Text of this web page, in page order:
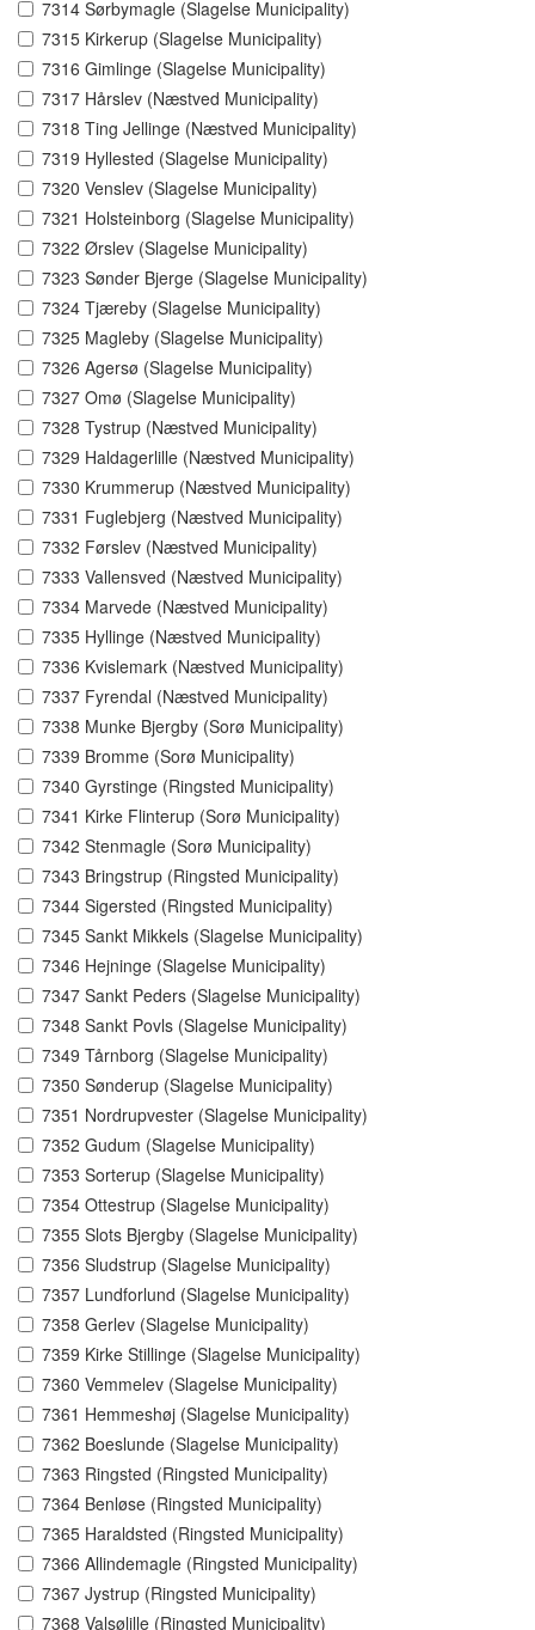
7314 Sørbymagle (Slagelse Municipality)
7315 Kirkerup (Slagelse Municipality)
7316 Gimlinge (Slagelse Municipality)
7317 Hårslev (Næstved Municipality)
7318 Ting Jellinge (Næstved Municipality)
7319 Hyllested (Slagelse Municipality)
7320 Venslev (Slagelse Municipality)
7321 Holsteinborg (Slagelse Municipality)
7322 Ørslev (Slagelse Municipality)
7323 Sønder Bjerge (Slagelse Municipality)
7324 Tjæreby (Slagelse Municipality)
7325 Magleby (Slagelse Municipality)
7326 Agersø (Slagelse Municipality)
7327 Omø (Slagelse Municipality)
7328 Tystrup (Næstved Municipality)
7329 Haldagerlille (Næstved Municipality)
7330 Krummerup (Næstved Municipality)
7331 Fuglebjerg (Næstved Municipality)
7332 Førslev (Næstved Municipality)
7333 Vallensved (Næstved Municipality)
7334 Marvede (Næstved Municipality)
7335 Hyllinge (Næstved Municipality)
7336 Kvislemark (Næstved Municipality)
7337 Fyrendal (Næstved Municipality)
7338 Munke Bjergby (Sorø Municipality)
7339 Bromme (Sorø Municipality)
7340 Gyrstinge (Ringsted Municipality)
7341 Kirke Flinterup (Sorø Municipality)
7342 Stenmagle (Sorø Municipality)
7343 Bringstrup (Ringsted Municipality)
7344 Sigersted (Ringsted Municipality)
7345 Sankt Mikkels (Slagelse Municipality)
7346 Hejninge (Slagelse Municipality)
7347 Sankt Peders (Slagelse Municipality)
7348 Sankt Povls (Slagelse Municipality)
7349 Tårnborg (Slagelse Municipality)
7350 Sønderup (Slagelse Municipality)
7351 Nordrupvester (Slagelse Municipality)
7352 Gudum (Slagelse Municipality)
7353 Sorterup (Slagelse Municipality)
7354 Ottestrup (Slagelse Municipality)
7355 Slots Bjergby (Slagelse Municipality)
7356 Sludstrup (Slagelse Municipality)
7357 Lundforlund (Slagelse Municipality)
7358 Gerlev (Slagelse Municipality)
7359 Kirke Stillinge (Slagelse Municipality)
7360 Vemmelev (Slagelse Municipality)
7361 Hemmeshøj (Slagelse Municipality)
7362 Boeslunde (Slagelse Municipality)
7363 Ringsted (Ringsted Municipality)
7364 Benløse (Ringsted Municipality)
7365 Haraldsted (Ringsted Municipality)
7366 Allindemagle (Ringsted Municipality)
7367 Jystrup (Ringsted Municipality)
7368 Valsølille (Ringsted Municipality)